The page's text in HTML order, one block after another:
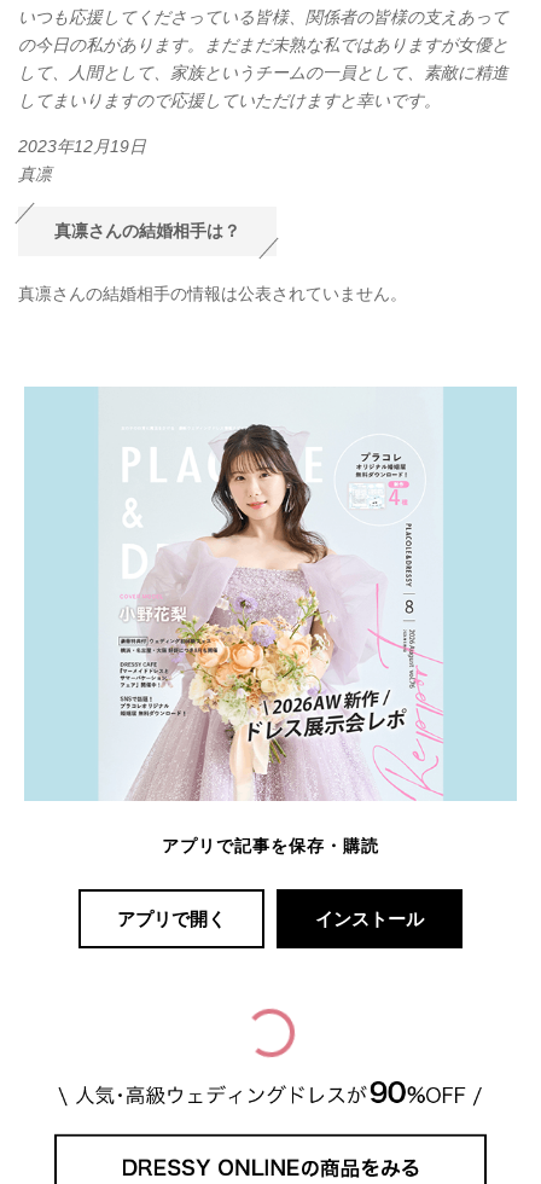
いつも応援してくださっている皆様、関係者の皆様の支えあって
の今日の私があります。まだまだ未熟な私ではありますが女優と
して、人間として、家族というチームの一員として、素敵に精進
してまいりますので応援していただけますと幸いです。
2023年12月19日
真凛
真凛さんの結婚相手は？
真凛さんの結婚相手の情報は公表されていません。
アプリで記事を保存・購読
アプリで開く インストール